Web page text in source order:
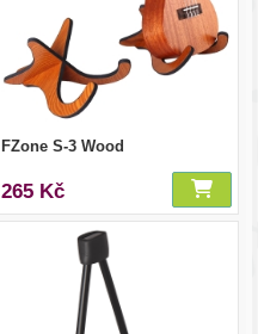
FZone S-3 Wood
265 Kč